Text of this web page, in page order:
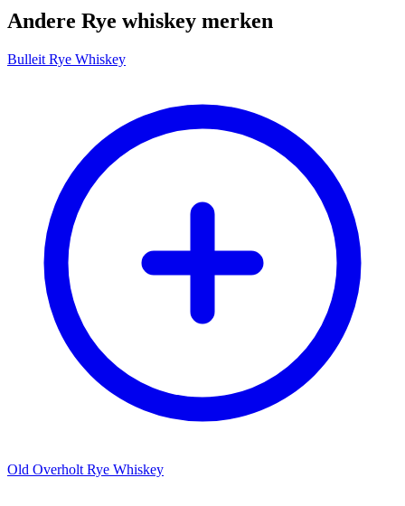
Andere Rye whiskey merken
Bulleit Rye Whiskey
Old Overholt Rye Whiskey